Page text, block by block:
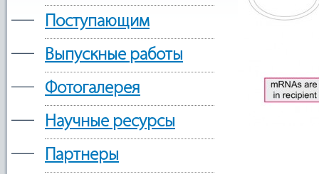
— Поступающим
— Выпускные работы
— Фотогалерея
— Научные ресурсы
— Партнеры